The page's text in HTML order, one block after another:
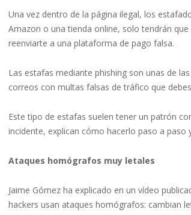
Una vez dentro de la página ilegal, los
Amazon o una tienda online, solo tendrán
reenviarte a una plataforma de pago falsa.
Las estafas mediante phishing son unas de
correos con multas falsas de tráfico que
Este tipo de estafas suelen tener un patrón
incidente, explican cómo hacerlo paso a paso
Ataques homógrafos muy letales
Jaime Gómez ha explicado en un vídeo
hackers usan ataques homógrafos: cambian